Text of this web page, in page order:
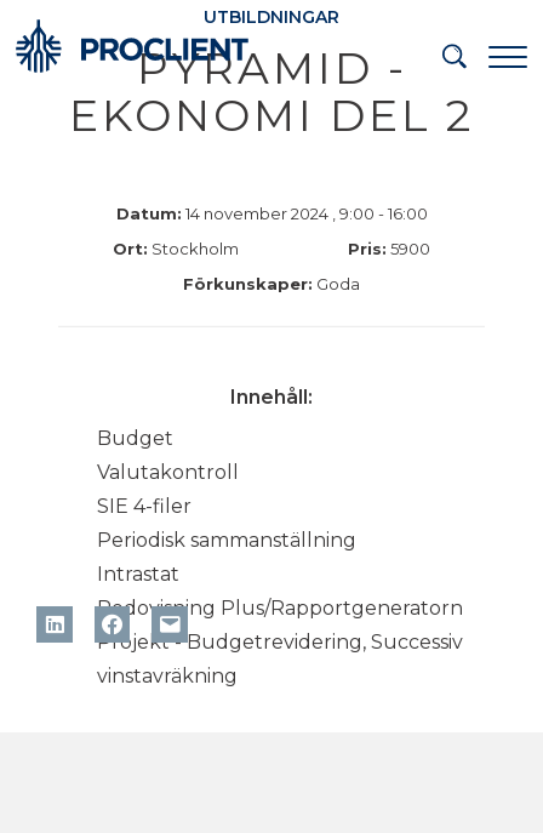
UTBILDNINGAR
PYRAMID -
EKONOMI DEL 2
Datum: 14 november 2024 , 9:00 - 16:00
Ort: Stockholm Pris: 5900
Förkunskaper: Goda
Innehåll:
Budget
Valutakontroll
SIE 4-filer
Periodisk sammanställning
Intrastat
Redovisning Plus/Rapportgeneratorn
Projekt - Budgetrevidering, Successiv
vinstavräkning